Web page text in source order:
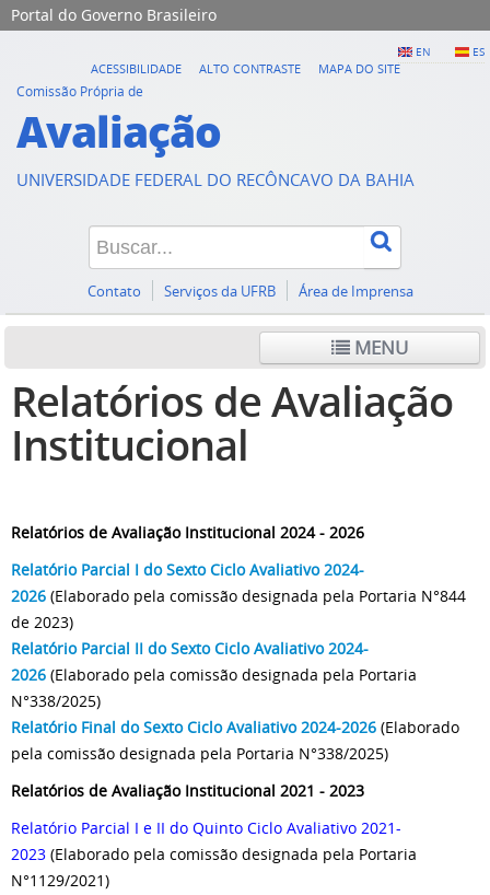
Portal do Governo Brasileiro
EN ES
ACESSIBILIDADE ALTO CONTRASTE
MAPA DO SITE
Comissão Própria de
Avaliação
UNIVERSIDADE FEDERAL DO RECÔNCAVO DA BAHIA
Contato Serviços da UFRB Área de Imprensa
MENU
Relatórios de Avaliação
Institucional
Relatórios de Avaliação Institucional 2024 - 2026
Relatório Parcial I do Sexto Ciclo Avaliativo 2024-
2026 (Elaborado pela comissão designada pela Portaria N°844
de 2023)
Relatório Parcial II do Sexto Ciclo Avaliativo 2024-
2026 (Elaborado pela comissão designada pela Portaria
N°338/2025)
Relatório Final do Sexto Ciclo Avaliativo 2024-2026 (Elaborado
pela comissão designada pela Portaria N°338/2025)
Relatórios de Avaliação Institucional 2021 - 2023
Relatório Parcial I e II do Quinto Ciclo Avaliativo 2021-
2023 (Elaborado pela comissão designada pela Portaria
N°1129/2021)